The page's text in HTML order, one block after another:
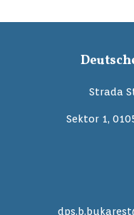
Strada
Sektor 1,